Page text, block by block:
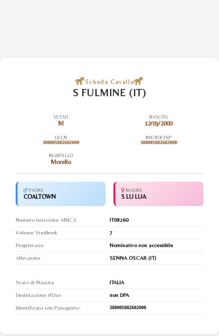
Scheda Cavallo
S FULMINE (IT)
SESSO
M
NASCITA
12/03/2000
UELN
380005082602000
MICROCHIP
380005082602000
MANTELLO
Morello
PADRE
COALTOWN
MADRE
S LU LUA
Numero Iscrizione ANICA
IT08260
Volume Studbook
7
Proprietario
Nominativo non accessibile
Allevatore
SENNA OSCAR (IT)
Stato di Nascita
ITALIA
Destinazione d'Uso
non DPA
Identificato con Passaporto
380005082602000